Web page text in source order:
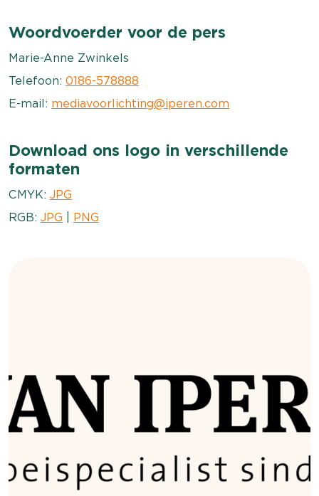
Woordvoerder voor de pers
Marie-Anne Zwinkels
Telefoon: 0186-578888
E-mail: mediavoorlichting@iperen.com
Download ons logo in verschillende
formaten
CMYK: JPG
RGB: JPG PNG